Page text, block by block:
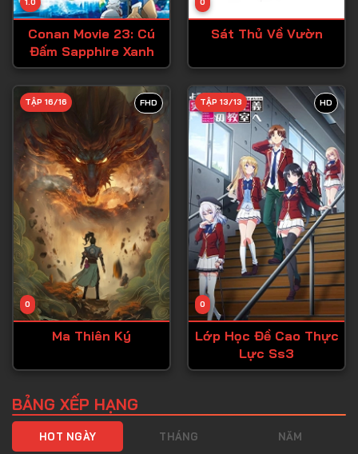
Tập 39
Tập 40
Tập 41
Tập 42
Tập 43
Tập 44
Tập 45
Tập 46
Tập 47
Tập 48
Tập 49
1.0
Conan Movie 23: Cú
Đấm Sapphire Xanh
0
Sát Thủ Về Vườn
FHD
0
TẬP 16/16
Ma Thiên Ký
HD
0
TẬP 13/13
Lớp Học Đề Cao Thực
Lực Ss3
BẢNG XẾP HẠNG
HOT NGÀY THÁNG NĂM